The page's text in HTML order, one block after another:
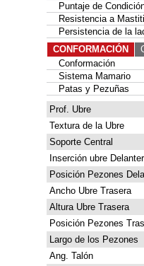
Puntaje de
Resistencia a
Persistencia de la
CONFORMACIÓN
Conformación
Sistema Mamario
Patas y Pezuñas
Prof. Ubre
Textura de la Ubre
Soporte Central
Inserción ubre
Posición Pezones
Ancho Ubre Trasera
Altura Ubre Trasera
Posición Pezones
Largo de los Pezones
Ang. Talón